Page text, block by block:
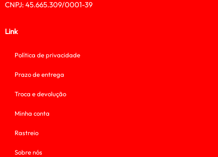
CNPJ: 45.665.309/0001-39
Link
Política de privacidade
Prazo de entrega
Troca e devolução
Minha conta
Rastreio
Sobre nós